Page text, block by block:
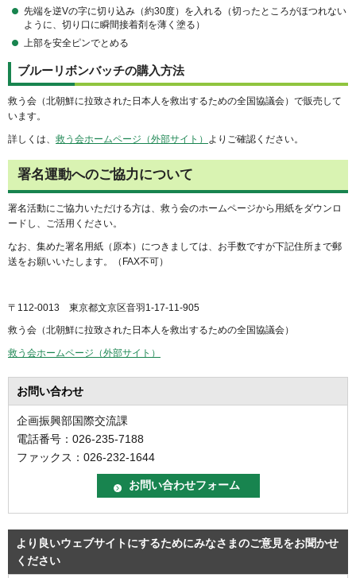
先端を逆Vの字に切り込み（約30度）を入れる（切ったところがほつれない
ように、切り口に瞬間接着剤を薄く塗る）
上部を安全ピンでとめる
ブルーリボンバッチの購入方法
救う会（北朝鮮に拉致された日本人を救出するための全国協議会）で販売して
います。
詳しくは、 救う会ホームページ（外部サイト） よりご確認ください。
署名運動へのご協力について
署名活動にご協力いただける方は、救う会のホームページから用紙をダウンロ
ードし、ご活用ください。
なお、集めた署名用紙（原本）につきましては、お手数ですが下記住所まで郵
送をお願いいたします。（FAX不可）
〒112-0013 東京都文京区音羽1-17-11-905
救う会（北朝鮮に拉致された日本人を救出するための全国協議会）
救う会ホームページ（外部サイト）
お問い合わせ
企画振興部国際交流課
電話番号：026-235-7188
ファックス：026-232-1644
より良いウェブサイトにするためにみなさまのご意見をお聞かせ
ください